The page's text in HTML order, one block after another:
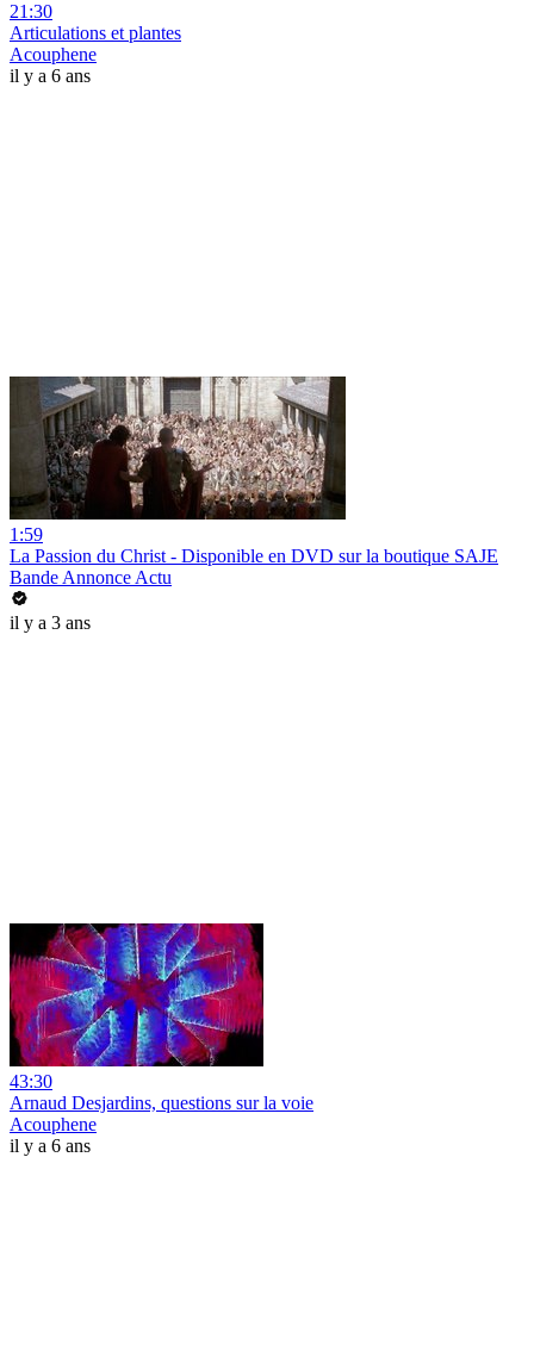
21:30
Articulations et plantes
Acouphene
il y a 6 ans
1:59
La Passion du Christ - Disponible en DVD sur la boutique SAJE
Bande Annonce Actu
il y a 3 ans
43:30
Arnaud Desjardins, questions sur la voie
Acouphene
il y a 6 ans